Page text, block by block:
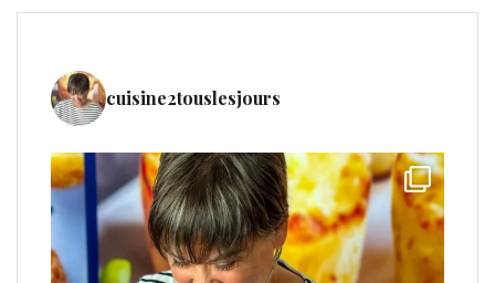
cuisine2touslesjours